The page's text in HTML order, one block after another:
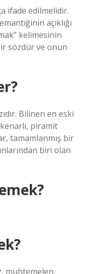
ifade edilmelidir.
açıklığı
kelimesinin
sözdür ve onun
Bilinen en eski
piramit
tamamlanmış bir
biri olan
muhtemelen,